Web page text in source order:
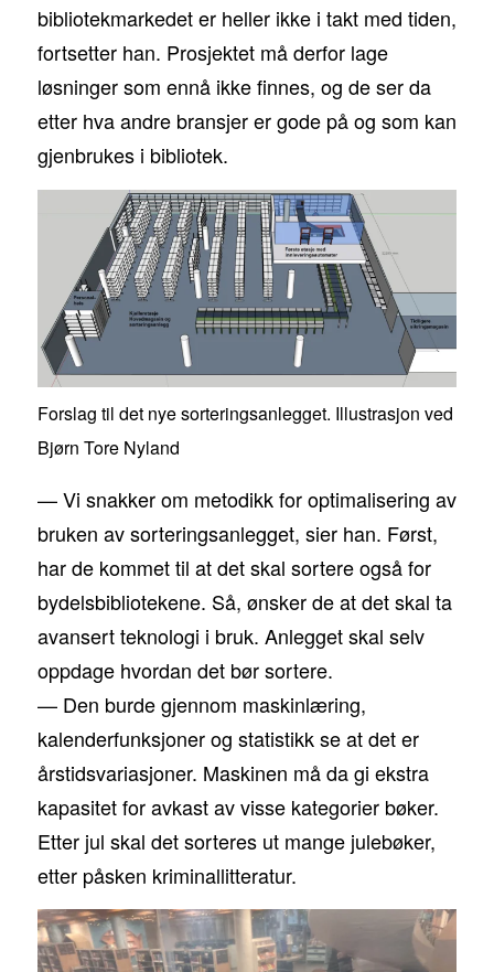
bibliotekmarkedet er heller ikke i takt med tiden,
fortsetter han. Prosjektet må derfor lage
løsninger som ennå ikke finnes, og de ser da
etter hva andre bransjer er gode på og som kan
gjenbrukes i bibliotek.
Forslag til det nye sorteringsanlegget. Illustrasjon ved
Bjørn Tore Nyland
— Vi snakker om metodikk for optimalisering av
bruken av sorteringsanlegget, sier han. Først,
har de kommet til at det skal sortere også for
bydelsbibliotekene. Så, ønsker de at det skal ta
avansert teknologi i bruk. Anlegget skal selv
oppdage hvordan det bør sortere.
— Den burde gjennom maskinlæring,
kalenderfunksjoner og statistikk se at det er
årstidsvariasjoner. Maskinen må da gi ekstra
kapasitet for avkast av visse kategorier bøker.
Etter jul skal det sorteres ut mange julebøker,
etter påsken kriminallitteratur.